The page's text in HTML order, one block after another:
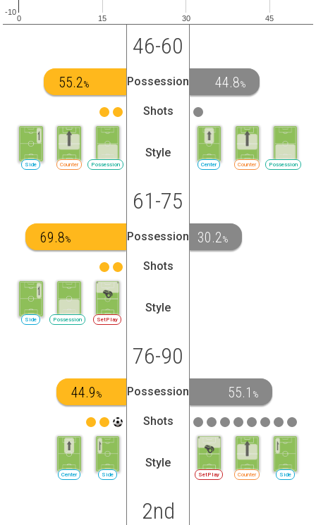
0 15 30 45
-10
46-60
55.2% Possession 44.8%
Shots
Possession
Counter
Side
Style
Center Counter Possession
61-75
69.8% Possession 30.2%
Shots
SetPlay
Possession
Side
Style
76-90
44.9 % Possession 55.1 %
Shots
Side
Center
Style
SetPlay Counter Side
2nd